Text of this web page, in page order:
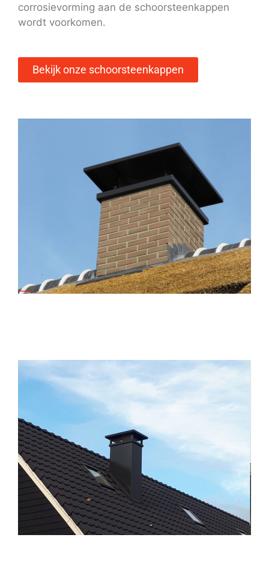
corrosievorming aan de schoorsteenkappen
wordt voorkomen.
Bekijk onze schoorsteenkappen